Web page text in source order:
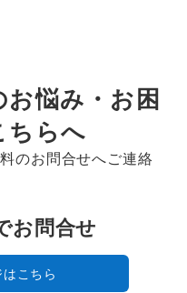
悩み・お困
ちらへ
のお問合せへご連絡
お問合せ
こちら